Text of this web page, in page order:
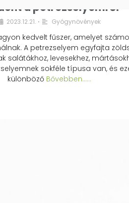
a petrezselyemről
2023.12.21. • Gyógynövények
kedvelt fűszer, amelyet
A petrezselyem egyfajta
salátákhoz, levesekhez,
sokféle típusa van, és
különbözőBővebben...…